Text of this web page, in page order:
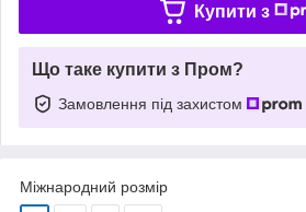
Купити з
Що таке купити з Пром?
Замовлення під захистом
Міжнародний розмір